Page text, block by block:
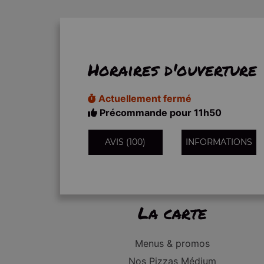
Horaires d'ouverture
Actuellement fermé
Précommande pour 11h50
AVIS (100) INFORMATIONS
La carte
Menus & promos
Nos Pizzas Médium